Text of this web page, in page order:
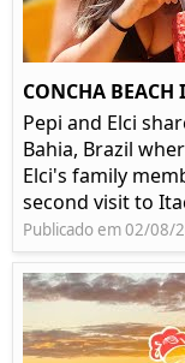
CONCHA BEACH
Pepi and Elci
Bahia, Brazil
Elci's family
second visit to
Publicado em 02/08/